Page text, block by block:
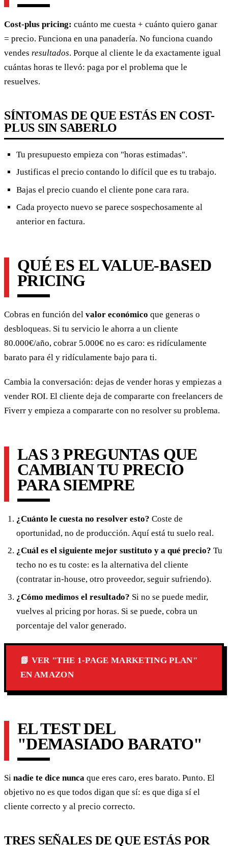
Cost-plus pricing: cuánto me cuesta + cuánto quiero ganar
= precio. Funciona en una panadería. No funciona cuando
vendes resultados. Porque al cliente le da exactamente igual
cuántas horas te llevó: paga por el problema que le
resuelves.
SÍNTOMAS DE QUE ESTÁS EN COST-
PLUS SIN SABERLO
Tu presupuesto empieza con "horas estimadas".
Justificas el precio contando lo difícil que es tu trabajo.
Bajas el precio cuando el cliente pone cara rara.
Cada proyecto nuevo se parece sospechosamente al
anterior en factura.
QUÉ ES EL VALUE-BASED
PRICING
Cobras en función del valor económico que generas o
desbloqueas. Si tu servicio le ahorra a un cliente
80.000€/año, cobrar 5.000€ no es caro: es ridículamente
barato para él y ridículamente bajo para ti.
Cambia la conversación: dejas de vender horas y empiezas a
vender ROI. El cliente deja de compararte con freelancers de
Fiverr y empieza a compararte con no resolver su problema.
LAS 3 PREGUNTAS QUE
CAMBIAN TU PRECIO
PARA SIEMPRE
¿Cuánto le cuesta no resolver esto? Coste de
oportunidad, no de producción. Aquí está tu suelo real.
¿Cuál es el siguiente mejor sustituto y a qué precio? Tu
techo no es tu coste: es la alternativa del cliente
(contratar in-house, otro proveedor, seguir sufriendo).
¿Cómo medimos el resultado? Si no se puede medir,
vuelves al pricing por horas. Si se puede, cobra un
porcentaje del valor generado.
📗 VER "THE 1-PAGE MARKETING PLAN"
EN AMAZON
EL TEST DEL
"DEMASIADO BARATO"
Si nadie te dice nunca que eres caro, eres barato. Punto. El
objetivo no es que todos digan que sí: es que diga sí el
cliente correcto y al precio correcto.
TRES SEÑALES DE QUE ESTÁS POR